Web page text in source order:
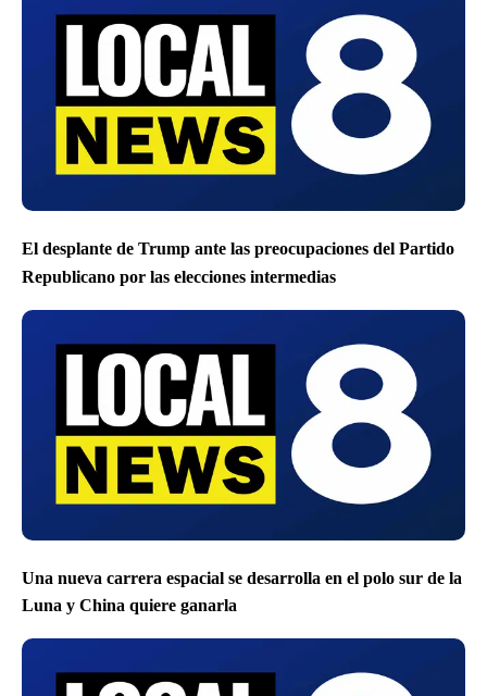
El desplante de Trump ante las preocupaciones del Partido
Republicano por las elecciones intermedias
Una nueva carrera espacial se desarrolla en el polo sur de la
Luna y China quiere ganarla